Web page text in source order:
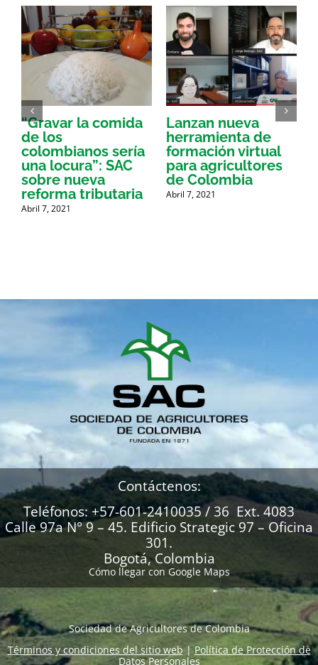
“Gravar la comida
de los
colombianos sería
una locura”: SAC
sobre nueva
reforma tributaria
Abril 7, 2021
Lanzan nueva
herramienta de
formación virtual
para agricultores
de Colombia
Abril 7, 2021
Contáctenos:
Teléfonos: +57-601-2410035 / 36 Ext. 4083
Calle 97a N° 9 – 45. Edificio Strategic 97 – Oficina
301.
Bogotá, Colombia
Cómo llegar con Google Maps
Sociedad de Agricultores de Colombia
Términos y condiciones del sitio web|Política de Protección de
Datos Personales